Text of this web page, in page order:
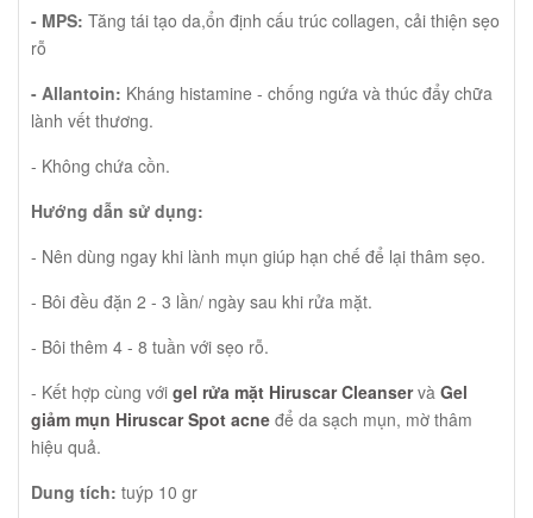
- MPS: Tăng tái tạo da,ổn định cấu trúc collagen, cải thiện sẹo
rỗ
- Allantoin: Kháng histamine - chống ngứa và thúc đẩy chữa
lành vết thương.
- Không chứa cồn.
Hướng dẫn sử dụng:
- Nên dùng ngay khi lành mụn giúp hạn chế để lại thâm sẹo.
- Bôi đều đặn 2 - 3 lần/ ngày sau khi rửa mặt.
- Bôi thêm 4 - 8 tuần với sẹo rỗ.
- Kết hợp cùng với gel rửa mặt Hiruscar Cleanservà Gel
giảm mụn Hiruscar Spot acne để da sạch mụn, mờ thâm
hiệu quả.
Dung tích: tuýp 10 gr